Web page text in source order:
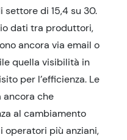
di 15,4 su 30.
dati tra produttori,
ancora via email o
quella visibilità in
per l’efficienza. Le
ancora che
al cambiamento
operatori più anziani,